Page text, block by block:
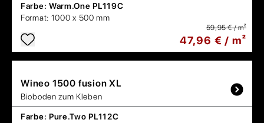
Farbe: Warm.One PL119C
Format: 1000 x 500 mm
59,95 € / m²
47,96 € / m²
Wineo 1500 fusion XL
Bioboden zum Kleben
Farbe: Pure.Two PL112C